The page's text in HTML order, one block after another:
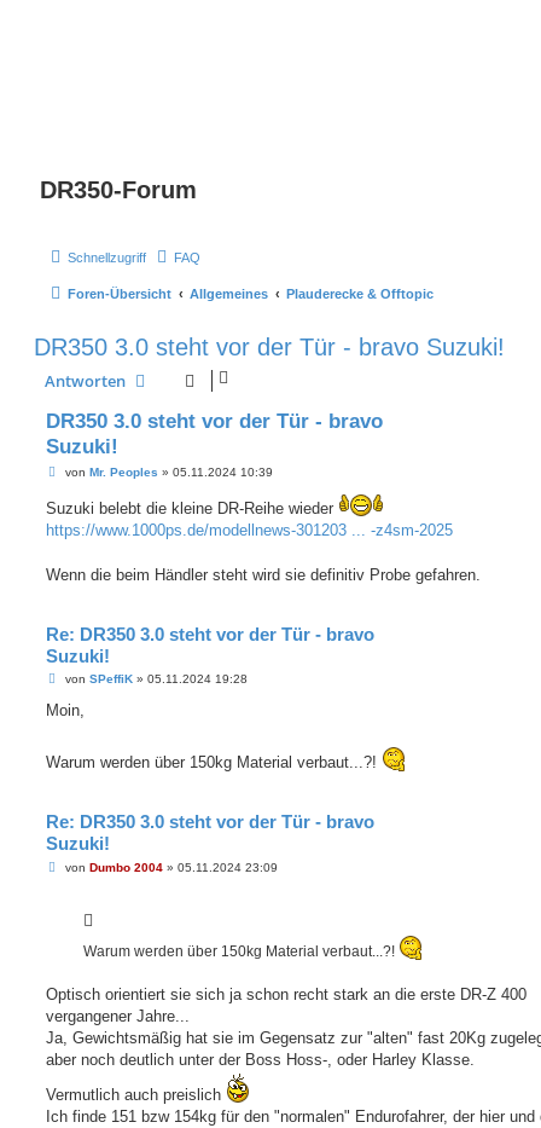
DR350-Forum
Schnellzugriff FAQ
Foren-Übersicht Allgemeines Plauderecke & Offtopic
DR350 3.0 steht vor der Tür - bravo Suzuki!
Antworten
DR350 3.0 steht vor der Tür - bravo
Suzuki!
B
t
r
a
von Mr. Peoples » 05.11.2024 10:39
Suzuki belebt die kleine DR-Reihe wieder
https://www.1000ps.de/modellnews-301203 ... -z4sm-2025
Wenn die beim Händler steht wird sie definitiv Probe gefahren.
Re: DR350 3.0 steht vor der Tür - bravo
Suzuki!
B
i
g
von SPeffiK» 05.11.2024 19:28
Moin,
Warum werden über 150kg Material verbaut...?!
Re: DR350 3.0 steht vor der Tür - bravo
Suzuki!
Bvon Dumbo 2004» 05.11.2024 23:09
Warum werden über 150kg Material verbaut...?!
Optisch orientiert sie sich ja schon recht stark an die erste DR-Z 400
vergangener Jahre...
Ja, Gewichtsmäßig hat sie im Gegensatz zur "alten" fast 20Kg
aber noch deutlich unter der Boss Hoss-, oder Harley Klasse.
Vermutlich auch preislich
Ich finde 151 bzw 154kg für den "normalen" Endurofahrer, der hier und